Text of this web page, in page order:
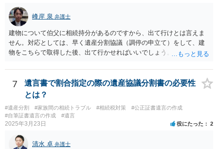
がありえますが、その予防方法は、遺言者と面談してみないと判断が
難しいです。
峰岸 泉 弁護士
建物について伯父に相続持分があるのですから、出て行けとは言えま
せん。対応としては、早く遺産分割協議（調停の申立て）をして、建
物をこちらで取得した後、出て行かせればいいでしょう。 建物の固定
っていない部分については請求すればいいと思います。 なお、家賃に
ついては、お父様自身が遺産分割手続をしなかったのですから、あき
らめるしかないと思います。
7
遺言書で割合指定の際の遺産協議分割書の必要性
とは？
#遺産分割 #家族間の相続トラブル #相続税対策
#公正証書遺言の作成
#自筆証書遺言の作成
#遺言
2025年3月23日 役にたった 2
清水 卓 弁護士